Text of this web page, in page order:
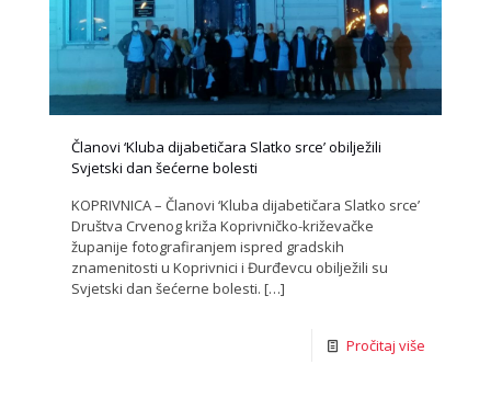
Članovi ‘Kluba dijabetičara Slatko srce’ obilježili
Svjetski dan šećerne bolesti
KOPRIVNICA – Članovi ‘Kluba dijabetičara Slatko srce’
Društva Crvenog križa Koprivničko-križevačke
županije fotografiranjem ispred gradskih
znamenitosti u Koprivnici i Đurđevcu obilježili su
Svjetski dan šećerne bolesti. […]
Pročitaj više